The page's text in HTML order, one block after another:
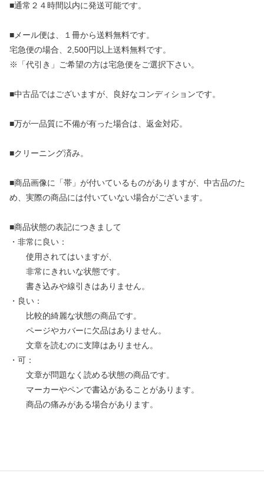
■通常２４時間以内に発送可能です。
■メール便は、１冊から送料無料です。
宅急便の場合、2,500円以上送料無料です。
※「代引き」ご希望の方は宅急便をご選択下さい。
■中古品ではございますが、良好なコンディションです。
■万が一品質に不備が有った場合は、返金対応。
■クリーニング済み。
■商品画像に「帯」が付いているものがありますが、中古品のた
め、実際の商品には付いていない場合がございます。
■商品状態の表記につきまして
・非常に良い：
使用されてはいますが、
非常にきれいな状態です。
書き込みや線引きはありません。
・良い：
比較的綺麗な状態の商品です。
ページやカバーに欠品はありません。
文章を読むのに支障はありません。
・可：
文章が問題なく読める状態の商品です。
マーカーやペンで書込があることがあります。
商品の痛みがある場合があります。